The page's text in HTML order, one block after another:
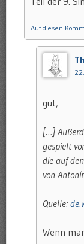
Auf diesen
gut,
[…]
gespielt
die auf
von
Quelle:
Wenn